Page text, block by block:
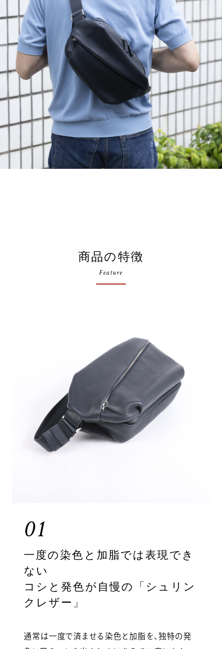
商品の特徴
Feature
01
一度の染色と加脂では表現でき
ない
コシと発色が自慢の「シュリン
クレザー」
通常は一度で済ませる染色と加脂を、独特の発